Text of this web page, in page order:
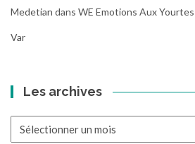
Medetian dans WE Emotions Aux
Var
Les archives